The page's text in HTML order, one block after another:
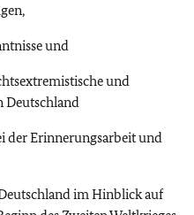
und
und
Deutschland
der Erinnerungsarbeit und
im Hinblick auf